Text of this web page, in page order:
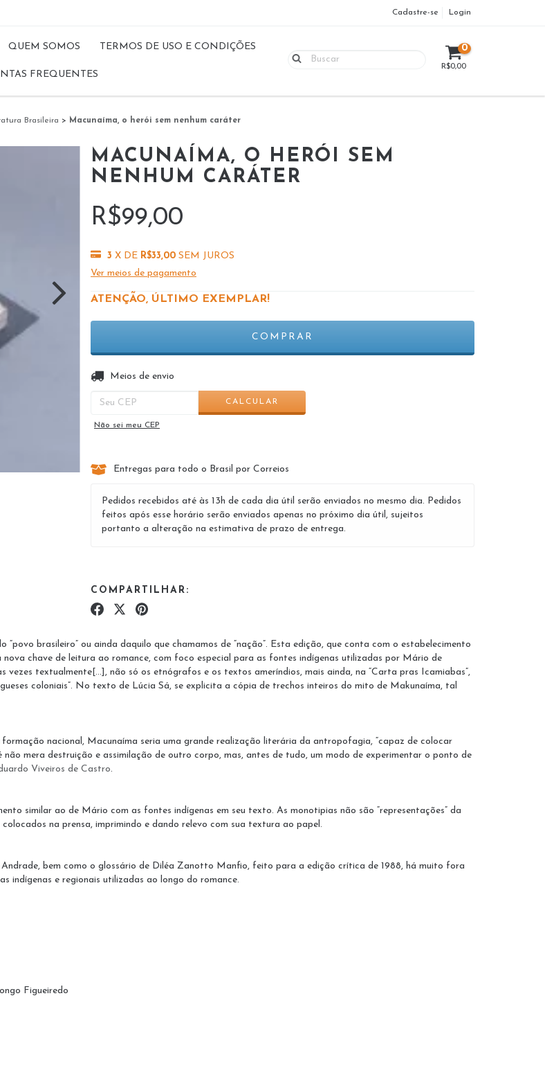
Cadastre-se Login
QUEM SOMOS TERMOS DE USO E CONDIÇÕES
FREQUENTES
0
R$0,00
Brasileira > Macunaíma, o herói sem nenhum caráter
MACUNAÍMA, O HERÓI SEM
NENHUM CARÁTER
R$99,00
3 X DE R$33,00 SEM JUROS
Ver meios de pagamento
ATENÇÃO, ÚLTIMO EXEMPLAR!
Entregas para o CEP:
Meios de envio
CALCULAR
Não sei meu CEP
Entregas para todo o Brasil por Correios
Pedidos recebidos até às 13h de cada dia útil serão enviados no mesmo dia. Pedidos
feitos após esse horário serão enviados apenas no próximo dia útil, sujeitos
portanto a alteração na estimativa de prazo de entrega.
COMPARTILHAR:
brasileiro” ou ainda daquilo que chamamos de “nação”. Esta edição, que conta com o estabelecimento
chave de leitura ao romance, com foco especial para as fontes indígenas utilizadas por Mário de
vezes textualmente[...], não só os etnógrafos e os textos ameríndios, mais ainda, na “Carta pras Icamiabas”,
coloniais”. No texto de Lúcia Sá, se explicita a cópia de trechos inteiros do mito de Makunaíma, tal
nacional, Macunaíma seria uma grande realização literária da antropofagia, “capaz de colocar
mera destruição e assimilação de outro corpo, mas, antes de tudo, um modo de experimentar o ponto de
Viveiros de Castro.
similar ao de Mário com as fontes indígenas em seu texto. As monotipias não são “representações” da
na prensa, imprimindo e dando relevo com sua textura ao papel.
bem como o glossário de Diléa Zanotto Manfio, feito para a edição crítica de 1988, há muito fora
indígenas e regionais utilizadas ao longo do romance.
Figueiredo